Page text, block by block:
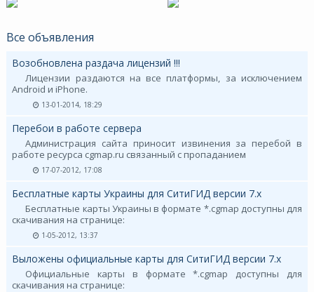
Все объявления
Возобновлена раздача лицензий !!!
Лицензии раздаются на все платформы, за исключением
Android и iPhone.
13-01-2014, 18:29
Перебои в работе сервера
Администрация сайта приносит извинения за перебой в
работе ресурса cgmap.ru связанный с пропаданием
17-07-2012, 17:08
Бесплатные карты Украины для СитиГИД версии 7.х
Бесплатные карты Украины в формате *.cgmap доступны для
скачивания на странице:
1-05-2012, 13:37
Выложены официальные карты для СитиГИД версии 7.х
Официальные карты в формате *.cgmap доступны для
скачивания на странице: